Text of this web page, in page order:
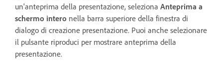
un'anteprima della presentazione, seleziona Anteprima a
schermo intero nella barra superiore della finestra di
dialogo di creazione presentazione. Puoi anche selezionare
il pulsante riproduci per mostrare anteprima della
presentazione.